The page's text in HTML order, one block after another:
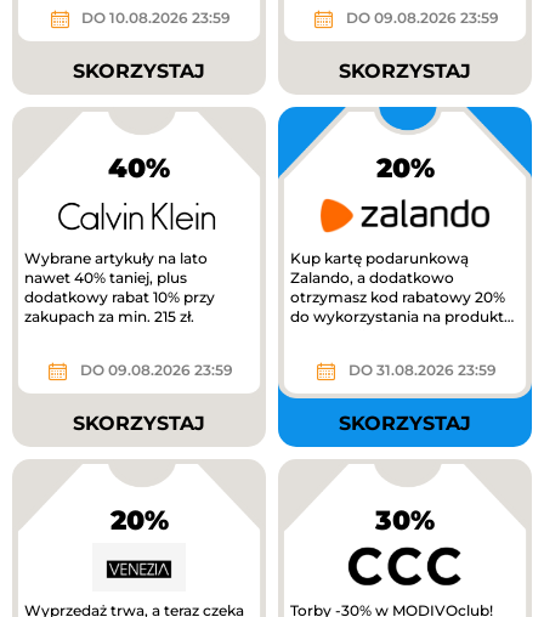
DO 10.08.2026 23:59
SKORZYSTAJ
DO 09.08.2026 23:59
SKORZYSTAJ
40%
Wybrane artykuły na lato
nawet 40% taniej, plus
dodatkowy rabat 10% przy
zakupach za min. 215 zł.
DO 09.08.2026 23:59
SKORZYSTAJ
20%
Kup kartę podarunkową
Zalando, a dodatkowo
otrzymasz kod rabatowy 20%
do wykorzystania na produkty
DO 31.08.2026 23:59
SKORZYSTAJ
20%
Wyprzedaż trwa, a teraz czeka
30%
Torby -30% w MODIVOclub!